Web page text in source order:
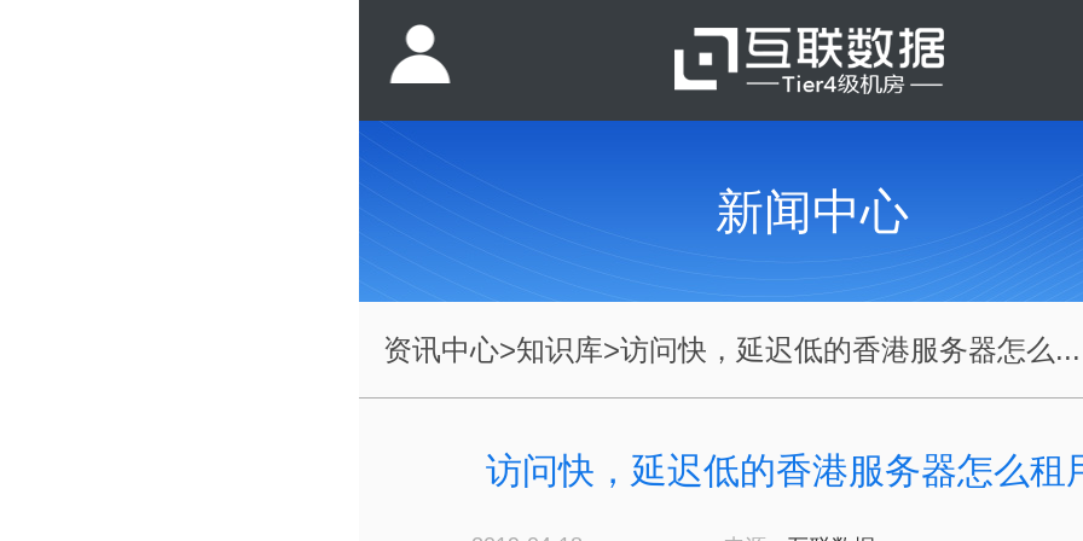
新闻中心
资讯中心>知识库>访问快，延迟低的香港服务器怎么...
访问快，延迟低的香港服务器怎么租